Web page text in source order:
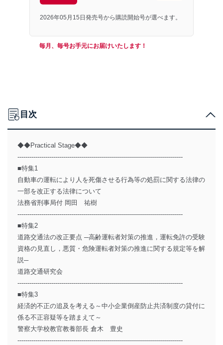
2026年05月15日発売号から購読開始号が選べます。
毎月、毎号お手元にお届けいたします！
目次
◆◆Practical Stage◆◆
-----------------------------------------------------------------------------------
■特集1
自動車の運転により人を死傷させる行為等の処罰に関する法律の
一部を改正する法律について
法務省刑事局付 岡田 祐樹
-----------------------------------------------------------------------------------
■特集2
道路交通法の改正要点 ─高齢運転者対策の推進，運転免許の受験
資格の見直し，悪質・危険運転者対策の推進に関する規定等を解
説─
道路交通研究会
-----------------------------------------------------------------------------------
■特集3
経済的不正の追及を考える～中小企業倒産防止共済制度の貸付に
係る不正容疑等を踏まえて～
警察大学校教官教養部長 倉木 豊史
-----------------------------------------------------------------------------------